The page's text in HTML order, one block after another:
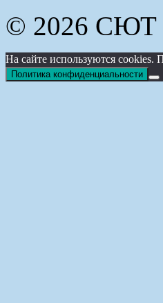
© 2026 СЮТ
На сайте используются cookies.
Политика конфиденциальности